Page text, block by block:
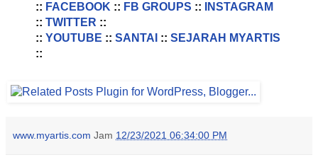
:: FACEBOOK :: FB GROUPS ::
INSTAGRAM
:: TWITTER ::
:: YOUTUBE :: SANTAI :: SEJARAH MYARTIS
::
www.myartis.com Jam 12/23/2021 06:34:00 PM